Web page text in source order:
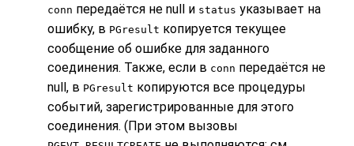
conn передаётся не null и status указывает на
ошибку, в PGresult копируется текущее
сообщение об ошибке для заданного
соединения. Также, если в conn передаётся не
null, в PGresult копируются все процедуры
событий, зарегистрированные для этого
соединения. (При этом вызовы